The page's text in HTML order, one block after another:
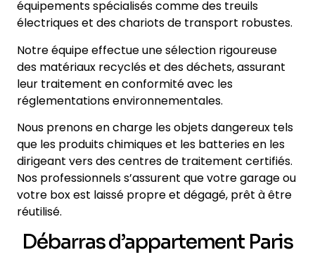
équipements spécialisés comme des treuils
électriques et des chariots de transport robustes.
Notre équipe effectue une sélection rigoureuse
des matériaux recyclés et des déchets, assurant
leur traitement en conformité avec les
réglementations environnementales.
Nous prenons en charge les objets dangereux tels
que les produits chimiques et les batteries en les
dirigeant vers des centres de traitement certifiés.
Nos professionnels s’assurent que votre garage ou
votre box est laissé propre et dégagé, prêt à être
réutilisé.
Débarras d’appartement Paris